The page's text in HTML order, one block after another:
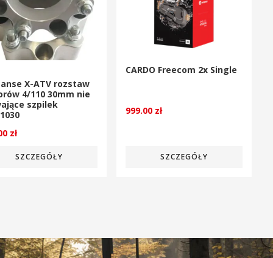
X-ATV rozstaw
4/110 30mm nie
szpilek
zł
SZCZEGÓŁY
CARDO Freecom 2x Single
999.00 zł
SZCZEGÓŁY